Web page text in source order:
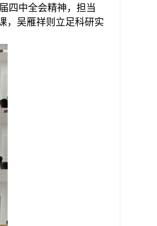
四中全会精神，担当
， 吴雁祥则立足科研实